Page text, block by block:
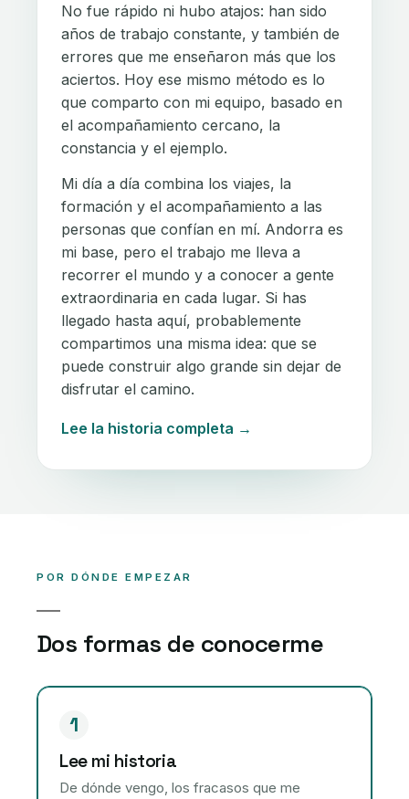
No fue rápido ni hubo atajos: han sido
años de trabajo constante, y también de
errores que me enseñaron más que los
aciertos. Hoy ese mismo método es lo
que comparto con mi equipo, basado en
el acompañamiento cercano, la
constancia y el ejemplo.
Mi día a día combina los viajes, la
formación y el acompañamiento a las
personas que confían en mí. Andorra es
mi base, pero el trabajo me lleva a
recorrer el mundo y a conocer a gente
extraordinaria en cada lugar. Si has
llegado hasta aquí, probablemente
compartimos una misma idea: que se
puede construir algo grande sin dejar de
disfrutar el camino.
Lee la historia completa
POR DÓNDE EMPEZAR
Dos formas de conocerme
1
Lee mi historia
De dónde vengo, los fracasos que me